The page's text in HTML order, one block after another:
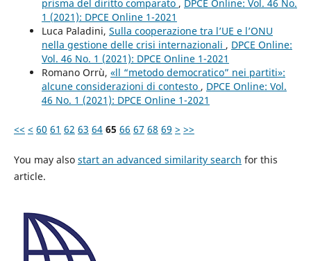
prisma del diritto comparato , DPCE Online: Vol. 46 No.
1 (2021): DPCE Online 1-2021
Luca Paladini, Sulla cooperazione tra l’UE e l’ONU
nella gestione delle crisi internazionali , DPCE Online:
Vol. 46 No. 1 (2021): DPCE Online 1-2021
Romano Orrù, «ll “metodo democratico” nei partiti»:
alcune considerazioni di contesto , DPCE Online: Vol.
46 No. 1 (2021): DPCE Online 1-2021
<< < 60 61 62 63 64 65 66 67 68 69 > >>
You may also start an advanced similarity search for this
article.